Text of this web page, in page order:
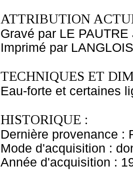
ATTRIBUTION
Gravé par LE PAUTRE
Imprimé par
TECHNIQUES ET
Eau-forte et certaines
HISTORIQUE :
Dernière provenance :
Mode d'acquisition :
Année d'acquisition :